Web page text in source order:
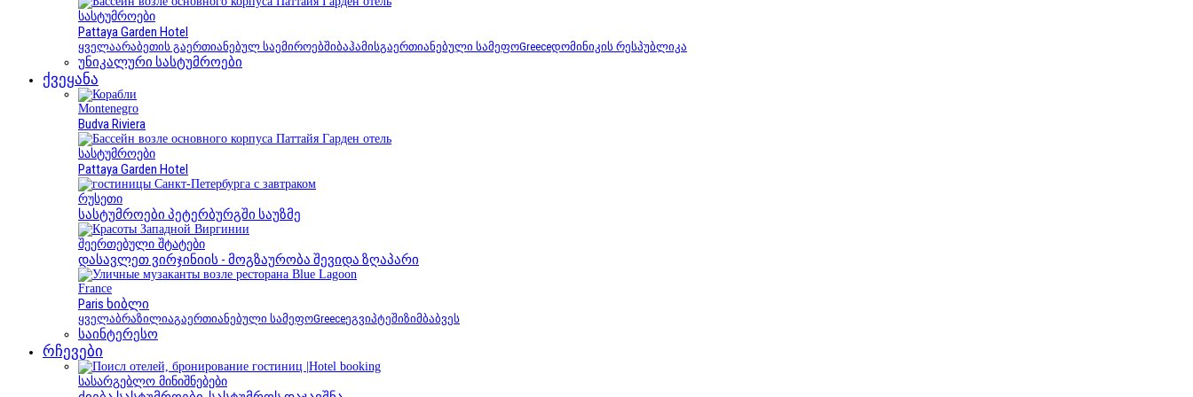
სასტუმროები
Pattaya Garden Hotel
ყველაარაბეთის გაერთიანებულ საემიროებშიბაჰამისგაერთიანებული სამეფოGreeceდომინიკის რესპუბლიკა
უნიკალური სასტუმროები
ქვეყანა
Montenegro
Budva Riviera
სასტუმროები
Pattaya Garden Hotel
რუსეთი
სასტუმროები პეტერბურგში საუზმე
შეერთებული შტატები
დასავლეთ ვირჯინიის - მოგზაურობა შევიდა ზღაპარი
France
Paris ხიბლი
ყველაბრაზილიაგაერთიანებული სამეფოGreeceეგვიპტეშიზიმბაბვეს
საინტერესო
რჩევები
სასარგებლო მინიშნებები